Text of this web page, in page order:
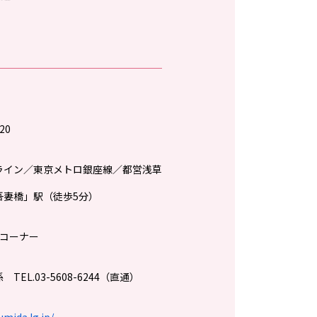
ン／東京メトロ銀座線／都営浅草
橋」駅（徒歩5分）
ーナー
TEL.03-5608-6244（直通）